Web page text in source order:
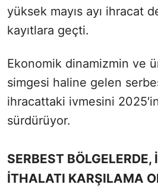
yüksek mayıs ayı ihracat
kayıtlara geçti.
Ekonomik dinamizmin ve
simgesi haline gelen
ihracattaki ivmesini
sürdürüyor.
SERBEST BÖLGELERDE,
İTHALATI KARŞILAMA